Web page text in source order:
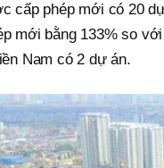
cấp phép mới có 20
mới bằng 133% so
Nam có 2 dự án.